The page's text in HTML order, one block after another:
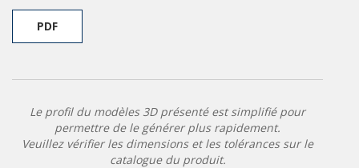
PDF
Le profil du modèles 3D présenté est simplifié pour
permettre de le générer plus rapidement.
Veuillez vérifier les dimensions et les tolérances sur le
catalogue du produit.